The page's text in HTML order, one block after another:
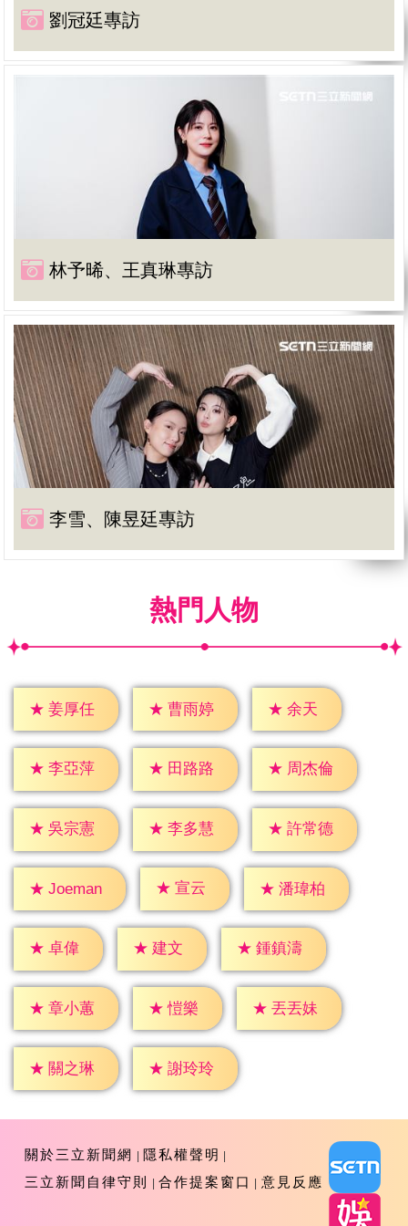
劉冠廷專訪
林予晞、王真琳專訪
李雪、陳昱廷專訪
熱門人物
★ 姜厚任 ★ 曹雨婷 ★ 余天
★ 李亞萍 ★ 田路路 ★ 周杰倫
★ 吳宗憲 ★ 李多慧 ★ 許常德
★ Joeman ★ 宣云 ★ 潘瑋柏
★ 卓偉 ★ 建文 ★ 鍾鎮濤
★ 章小蕙 ★ 愷樂 ★ 丟丟妹
★ 關之琳 ★ 謝玲玲
關於三立新聞網
隱私權聲明
三立新聞自律守則
合作提案窗口 意見反應